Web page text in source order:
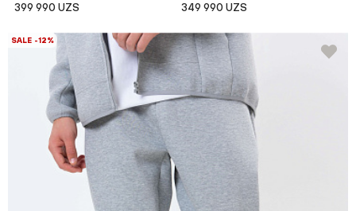
399 990 UZS
349 990 UZS
SALE -12%